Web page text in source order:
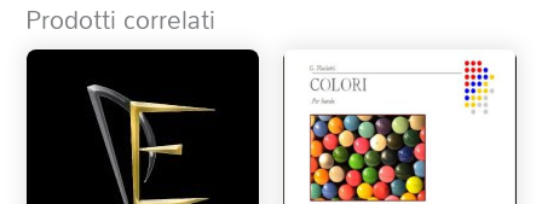
Prodotti correlati